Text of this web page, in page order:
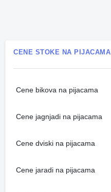
CENE STOKE NA PIJACAMA
Cene bikova na pijacama
Cene jagnjadi na pijacama
Cene dviski na pijacama
Cene jaradi na pijacama